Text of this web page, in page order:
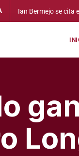
Algemesí con la ilusión